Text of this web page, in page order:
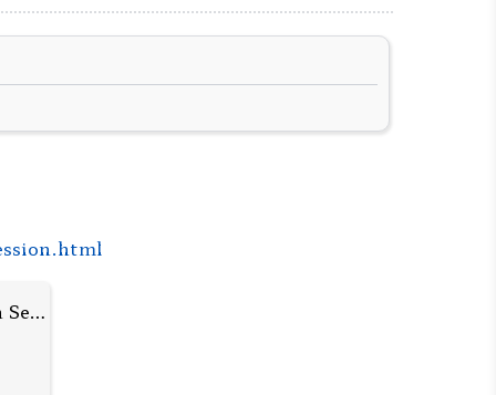
Django Tutorial | Django Session & Login Session